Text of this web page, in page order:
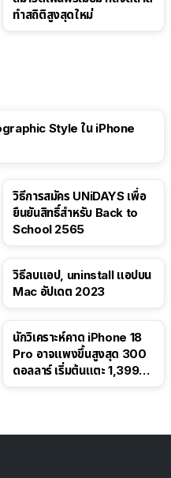
ทำสถิติสูงสุดใหม่
Style ใน iPhone
วิธีการสมัคร UNiDAYS เพื่อ
ยืนยันสิทธิ์สำหรับ Back to
School 2565
วิธีลบแอป, uninstall แอปบน
Mac อัปเดต 2023
นักวิเคราะห์คาด iPhone 18
Pro อาจแพงขึ้นสูงสุด 300
ดอลลาร์ เริ่มต้นแตะ 1,399